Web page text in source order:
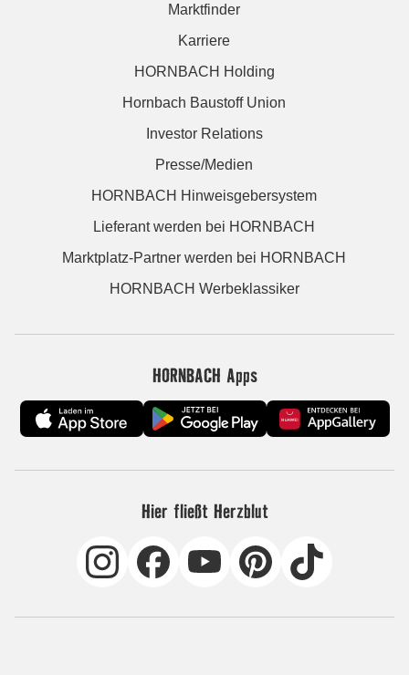
Marktfinder
Karriere
HORNBACH Holding
Hornbach Baustoff Union
Investor Relations
Presse/Medien
HORNBACH Hinweisgebersystem
Lieferant werden bei HORNBACH
Marktplatz-Partner werden bei HORNBACH
HORNBACH Werbeklassiker
HORNBACH Apps
Hier fließt Herzblut